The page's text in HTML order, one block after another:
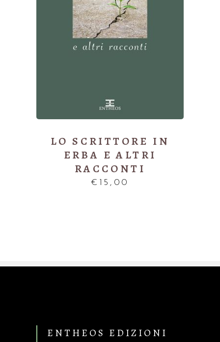
AGGIUNGI AL CARRELLO
LO SCRITTORE IN
ERBA E ALTRI
RACCONTI
€ 15,00
ENTHEOS EDIZIONI